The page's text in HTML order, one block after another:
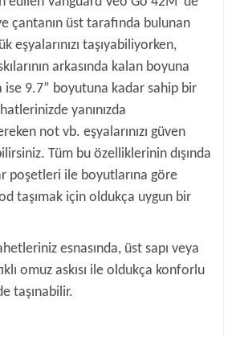
çantanın üst tarafında bulunan
eşyalarınızı taşıyabiliyorken,
arkasında kalan boyuna
ise 9.7” boyutuna kadar sahip bir
yanınızda
not vb. eşyalarınızı güven
Tüm bu özelliklerinin dışında
poşetleri ile boyutlarına göre
taşımak için oldukça uygun bir
esnasında, üst sapı veya
omuz askısı ile oldukça konforlu
taşınabilir.